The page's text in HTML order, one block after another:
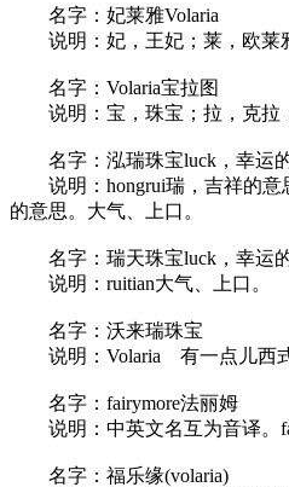
名字：妃莱雅Volaria
说明：妃，王妃；莱，欧莱雅
名字：Volaria宝拉图
说明：宝，珠宝；拉，克拉
名字：泓瑞珠宝luck，幸运的
说明：hongrui瑞，吉祥的意
的意思。大气、上口。
名字：瑞天珠宝luck，幸运的
说明：ruitian大气、上口。
名字：沃来瑞珠宝
说明：Volaria 有一点儿西式
名字：fairymore法丽姆
说明：中英文名互为音译。
名字：福乐缘(volaria)